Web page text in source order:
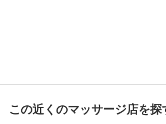
この近くのマッサージ店を探